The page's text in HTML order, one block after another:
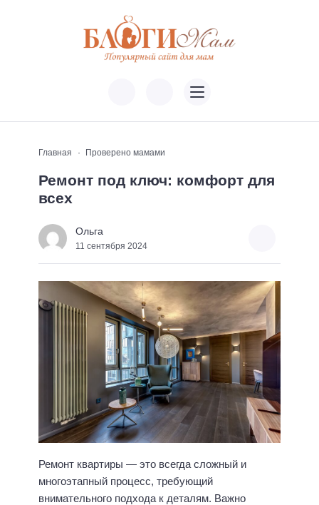
Главная Проверено мамами
Ремонт под ключ: комфорт для
всех
Ольга
11 сентября 2024
Ремонт квартиры — это всегда сложный и
многоэтапный процесс, требующий
внимательного подхода к деталям. Важно